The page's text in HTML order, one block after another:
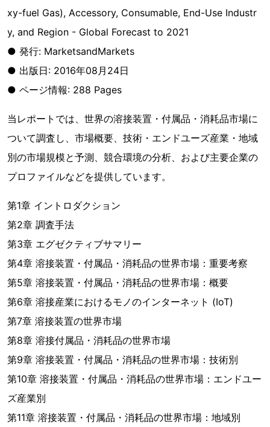
xy-fuel Gas), Accessory, Consumable, End-Use Industr
y, and Region - Global Forecast to 2021
● 発行: MarketsandMarkets
● 出版日: 2016年08月24日
● ページ情報: 288 Pages
当レポートでは、世界の溶接装置・付属品・消耗品市場に
ついて調査し、市場概要、技術・エンドユーズ産業・地域
別の市場規模と予測、競合環境の分析、および主要企業の
プロファイルなどを提供しています。
第1章 イントロダクション
第2章 調査手法
第3章 エグゼクティブサマリー
第4章 溶接装置・付属品・消耗品の世界市場：重要考察
第5章 溶接装置・付属品・消耗品の世界市場：概要
第6章 溶接産業におけるモノのインターネット (IoT)
第7章 溶接装置の世界市場
第8章 溶接付属品・消耗品の世界市場
第9章 溶接装置・付属品・消耗品の世界市場：技術別
第10章 溶接装置・付属品・消耗品の世界市場：エンドユー
ズ産業別
第11章 溶接装置・付属品・消耗品の世界市場：地域別